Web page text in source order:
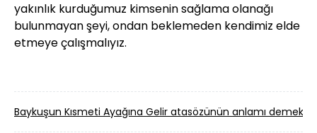
yakınlık kurduğumuz kimsenin sağlama olanağı
bulunmayan şeyi, ondan beklemeden kendimiz elde
etmeye çalışmalıyız.
Baykuşun Kısmeti Ayağına Gelir atasözünün anlamı demek?